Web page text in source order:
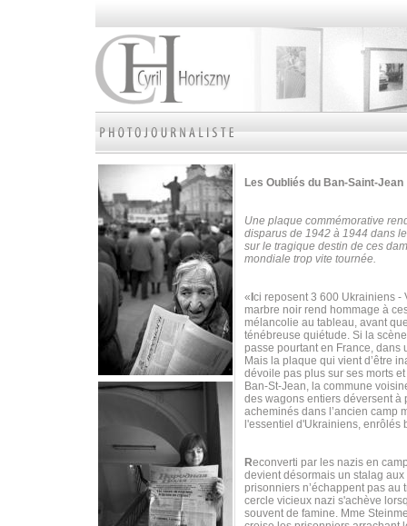
Les Oubliés du Ban-Saint-Jean
Une plaque commémorative
disparus de 1942 à 1944 dans
sur le tragique destin de ces
mondiale trop vite tournée.
« ci reposent 3 600 Ukrainiens -
marbre noir rend hommage à
mélancolie au tableau, avant
ténébreuse quiétude. Si la
passe pourtant en France, dans
Mais la plaque qui vient d’être
dévoile pas plus sur ses morts
Ban-St-Jean, la commune
des wagons entiers déversent à
acheminés dans l’ancien camp
l'essentiel d'Ukrainiens, enrôlés
Reconverti par les nazis en
devient désormais un stalag
prisonniers n’échappent pas
cercle vicieux nazi s'achève
souvent de famine. Mme